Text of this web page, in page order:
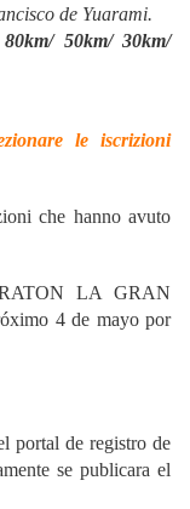
de Yuarami.
80km/ 50km/ 30km/
le iscrizioni
che hanno avuto
LA GRAN
4 de mayo por
portal de registro de
se publicara el